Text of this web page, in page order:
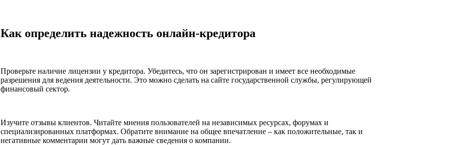
Как определить надежность онлайн-кредитора
Проверьте наличие лицензии у кредитора. Убедитесь, что он зарегистрирован и имеет все необходимые
разрешения для ведения деятельности. Это можно сделать на сайте государственной службы, регулирующей
финансовый сектор.
Изучите отзывы клиентов. Читайте мнения пользователей на независимых ресурсах, форумах и
специализированных платформах. Обратите внимание на общее впечатление – как положительные, так и
негативные комментарии могут дать важные сведения о компании.